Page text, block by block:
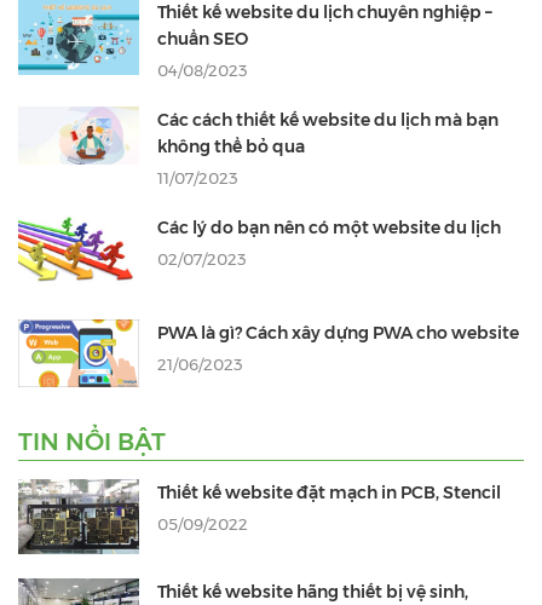
Thiết kế website du lịch chuyên nghiệp –
chuẩn SEO
04/08/2023
Các cách thiết kế website du lịch mà bạn
không thể bỏ qua
11/07/2023
Các lý do bạn nên có một website du lịch
02/07/2023
PWA là gì? Cách xây dựng PWA cho website
21/06/2023
TIN NỔI BẬT
Thiết kế website đặt mạch in PCB, Stencil
05/09/2022
Thiết kế website hãng thiết bị vệ sinh,